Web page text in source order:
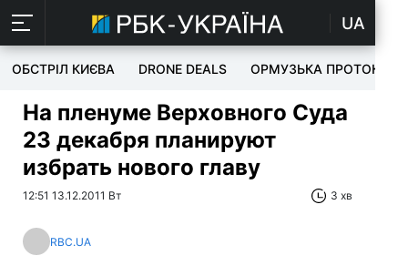
UA
ОБСТРІЛ КИЄВА DRONE DEALS ОРМУЗЬКА ПРОТОКА
На пленуме Верховного Суда
23 декабря планируют
избрать нового главу
12:51 13.12.2011 Вт 3 хв
RBC.UA